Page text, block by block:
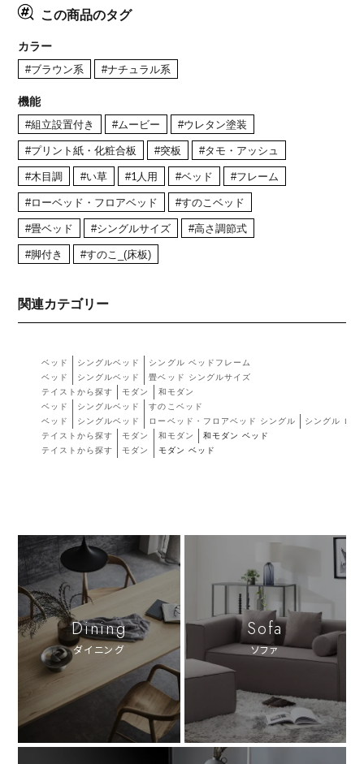
この商品のタグ
カラー
#ブラウン系 #ナチュラル系
機能
#組立設置付き #ムービー #ウレタン塗装
#プリント紙・化粧合板 #突板 #タモ・アッシュ
#木目調 #い草 #1人用 #ベッド #フレーム
#ローベッド・フロアベッド #すのこベッド
#畳ベッド #シングルサイズ #高さ調節式
#脚付き #すのこ_(床板)
関連カテゴリー
ベッド シングルベッド
シングル ベッドフレーム
ベッド
シングルベッド
畳ベッド シングルサイズ
テイストから探す
モダン
和モダン
ベッド
シングルベッド
すのこベッド
ベッド
シングルベッド ローベッド・フロアベッド シングル
シングル ロー
テイストから探す
モダン 和モダン
和モダン ベッド
テイストから探す
モダン モダン ベッド
Dining
ダイニング
Sofa
ソファ